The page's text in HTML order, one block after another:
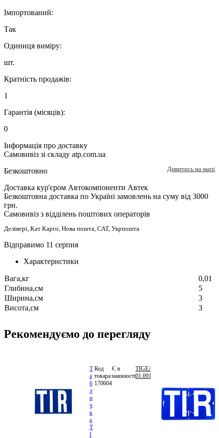
Імпортований:
Так
Одиниця виміру:
шт.
Кратність продажів:
1
Гарантія (місяців):
0
Інформація про доставку
Самовивіз зі складу atp.com.ua
Безкоштовно
Дивитись на мапі
Доставка кур'єром Автокомпоненти Автек
Безкоштовна доставка по Україні замовлень на суму від 3000
грн.
Самовивіз з відділень поштових операторів
Делівері, Кат Карго, Нова пошта, САТ, Укрпошта
Відправимо 11 серпня
Характеристики
Вага,кг
0,01
Глибина,см
5
Ширина,см
3
Висота,см
3
Рекомендуємо до перегляду
Т
а
б
л
и
ч
к
а
T
I
Код
товара:
170604
Є в
наявності
TIGEAR
01.0912.2120
В
кошик